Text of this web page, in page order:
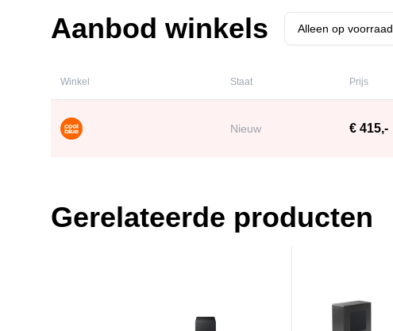
Aanbod winkels Alleen op voorraad
Winkel Staat Prijs
Nieuw € 415,-
Gerelateerde producten